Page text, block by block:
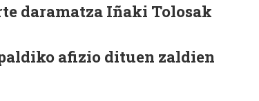
daramatza Iñaki Tolosak
afizio dituen zaldien